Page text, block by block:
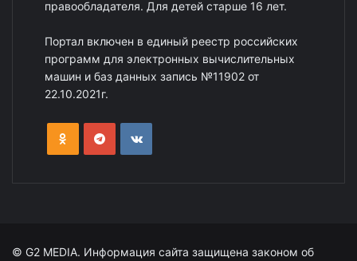
правообладателя. Для детей старше 16 лет.
Портал включен в единый реестр российских
программ для электронных вычислительных
машин и баз данных запись №11902 от
22.10.2021г.
© G2 MEDIA. Информация сайта защищена законом об